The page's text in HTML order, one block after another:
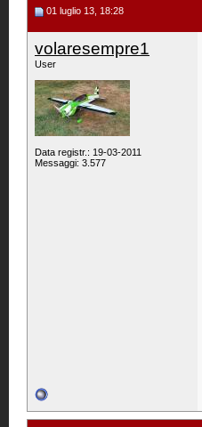
01 luglio 13, 18:28
volaresempre1
User
Data registr.: 19-03-2011
Messaggi: 3.577